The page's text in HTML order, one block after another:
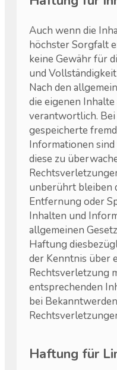
Auch wenn die
höchster Sorgfalt
keine Gewähr für
und
Nach den
die eigenen
verantwortlich.
gespeicherte
Informationen
diese zu
unberührt bleiben
Entfernung oder
Inhalten und
allgemeinen
Haftung
der Kenntnis über
Rechtsverletzung
entsprechenden
bei
Haftung für